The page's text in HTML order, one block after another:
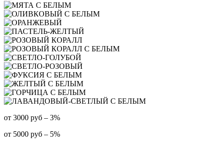
от 3000 руб – 3%
от 5000 руб – 5%